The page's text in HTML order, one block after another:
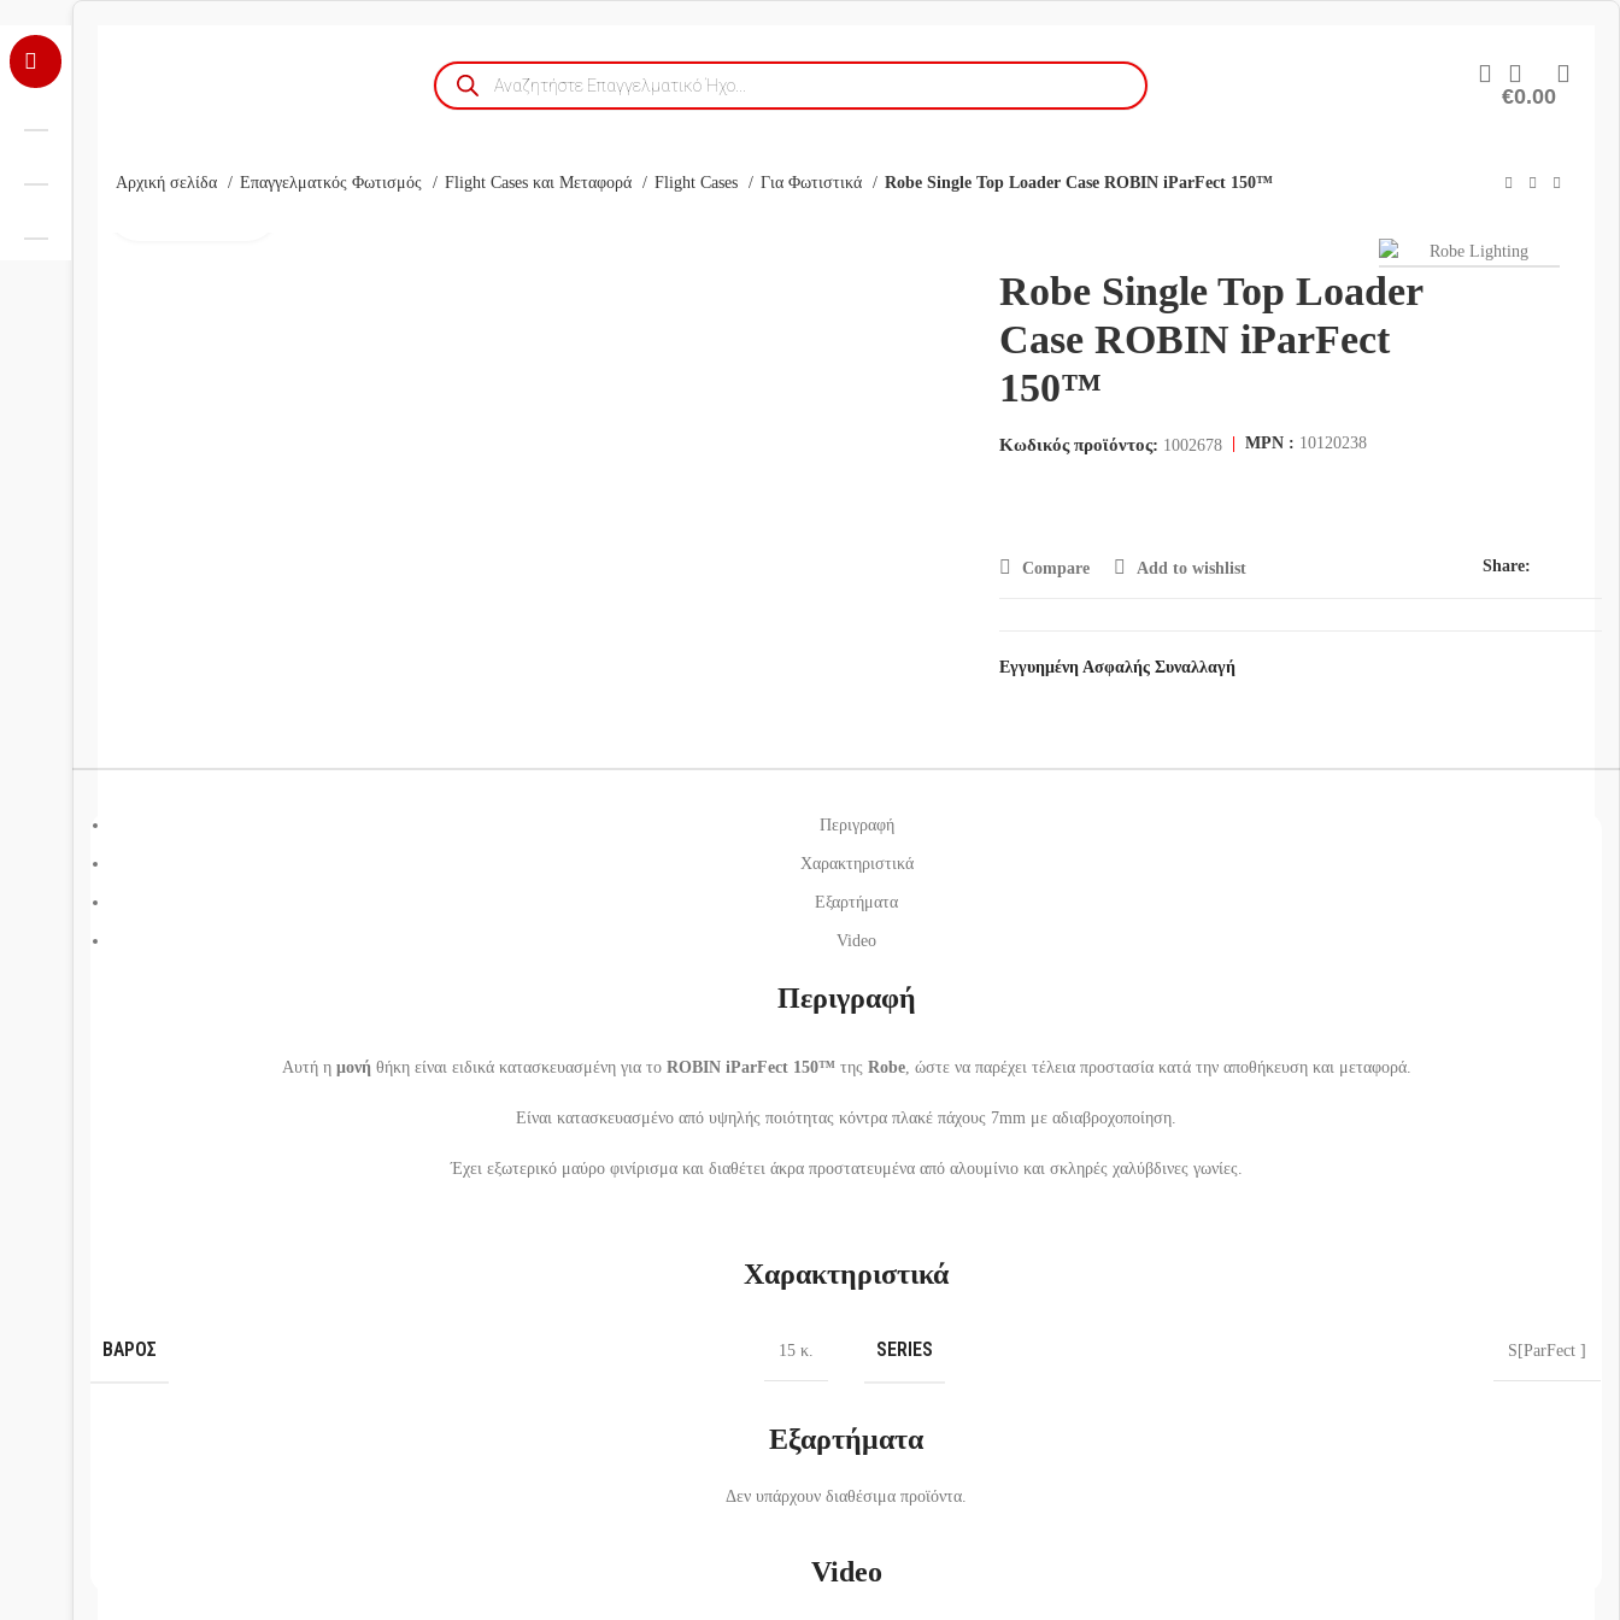
Products
search
€0.00
Αρχική σελίδα Επαγγελματκός Φωτισμός Flight Cases και Μεταφορά Flight Cases Για Φωτιστικά Robe Single Top Loader Case ROBIN iParFect 150™
Robe Single Top Loader
Case ROBIN iParFect
150™
Κωδικός προϊόντος: 1002678 MPN : 10120238
Compare Add to wishlist Share:
Εγγυημένη Ασφαλής Συναλλαγή
Περιγραφή
Χαρακτηριστικά
Εξαρτήματα
Video
Περιγραφή
Αυτή η μονή θήκη είναι ειδικά κατασκευασμένη για τo ROBIN iParFect 150™της Robe, ώστε να παρέχει τέλεια προστασία κατά την αποθήκευση και μεταφορά.
Είναι κατασκευασμένο από υψηλής ποιότητας κόντρα πλακέ πάχους 7mm με αδιαβροχοποίηση.
Έχει εξωτερικό μαύρο φινίρισμα και διαθέτει άκρα προστατευμένα από αλουμίνιο και σκληρές χαλύβδινες γωνίες.
Χαρακτηριστικά
ΒΆΡΟΣ 15 κ. SERIES S[ParFect ]
Εξαρτήματα
Δεν υπάρχουν διαθέσιμα προϊόντα.
Video